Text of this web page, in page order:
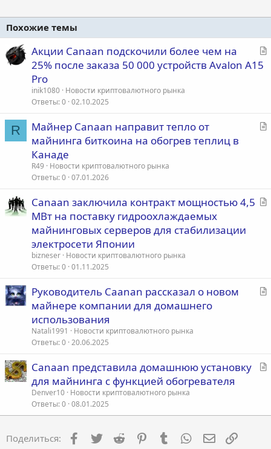
Похожие темы
С
Акции Canaan подскочили более чем на
25% после заказа 50 000 устройств Avalon A15
Pro
inik1080 Новости криптовалютного рынка
Ответы 0 02.10.2025
R
С
Майнер Canaan направит тепло от
майнинга биткоина на обогрев теплиц в
Канаде
R49
Новости криптовалютного рынка
Ответы 0 07.01.2026
С
Canaan заключила контракт мощностью 4,5
МВт на поставку гидроохлаждаемых
майнинговых серверов для стабилизации
электросети Японии
bizneser Новости криптовалютного рынка
Ответы 0 01.11.2025
С
Руководитель Caanan рассказал о новом
майнере компании для домашнего
использования
Natali1991
Новости криптовалютного рынка
Ответы 0 20.06.2025
С
ь
Canaan представила домашнюю установку
для майнинга с функцией обогревателя
Denver10 Новости криптовалютного рынка
Ответы 0 08.01.2025
Поделиться: Facebook
Twitter Reddit PinterestTumblr WhatsApp